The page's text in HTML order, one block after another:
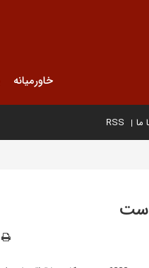
خاورمیانه
ما RSS